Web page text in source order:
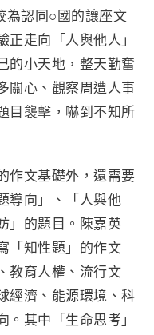
為認同○國的讓座文
走向「人與他人」
的小天地，整天勤奮
關心、觀察周遭人事
目襲擊，嚇到不知所
作文基礎外，還需要
導向」、「人與他
」的題目。陳嘉英
「知性題」的作文
教育人權、流行文
經濟、能源環境、科
其中「生命思考」